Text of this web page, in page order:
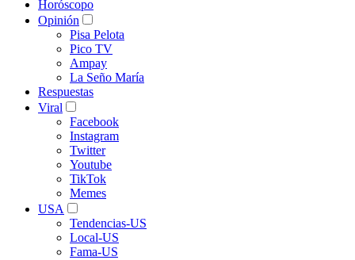
Horóscopo
Opinión
Pisa Pelota
Pico TV
Ampay
La Seño María
Respuestas
Viral
Facebook
Instagram
Twitter
Youtube
TikTok
Memes
USA
Tendencias-US
Local-US
Fama-US